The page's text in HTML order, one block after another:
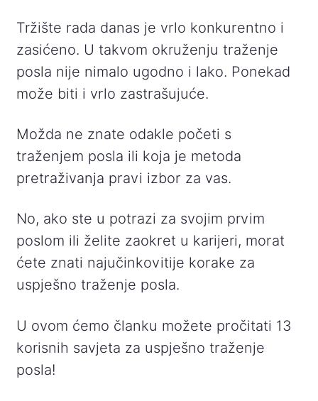
Tržište rada danas je vrlo konkurentno i
zasićeno. U takvom okruženju traženje
posla nije nimalo ugodno i lako. Ponekad
može biti i vrlo zastrašujuće.
Možda ne znate odakle početi s
traženjem posla ili koja je metoda
pretraživanja pravi izbor za vas.
No, ako ste u potrazi za svojim prvim
poslom ili želite zaokret u karijeri, morat
ćete znati najučinkovitije korake za
uspješno traženje posla.
U ovom ćemo članku možete pročitati 13
korisnih savjeta za uspješno traženje
posla!